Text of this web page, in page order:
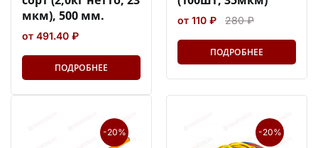
мкм), 500 мм.
от 491.40 ₽
ПОДРОБНЕЕ
от 110 ₽ 280 ₽
ПОДРОБНЕЕ
-20% -20%